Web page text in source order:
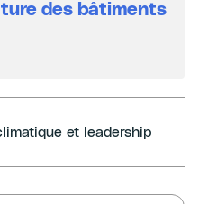
des bâtiments
et leadership